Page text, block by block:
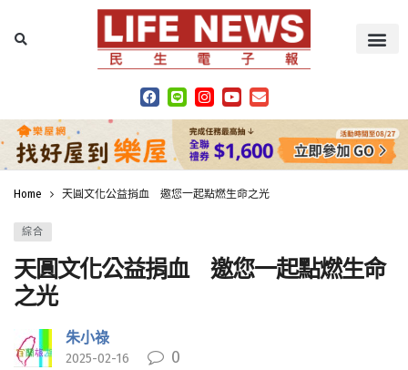
Home 天圓文化公益捐血 邀您一起點燃生命之光
綜合
天圓文化公益捐血 邀您一起點燃生命
之光
朱小祿
2025-02-16 0